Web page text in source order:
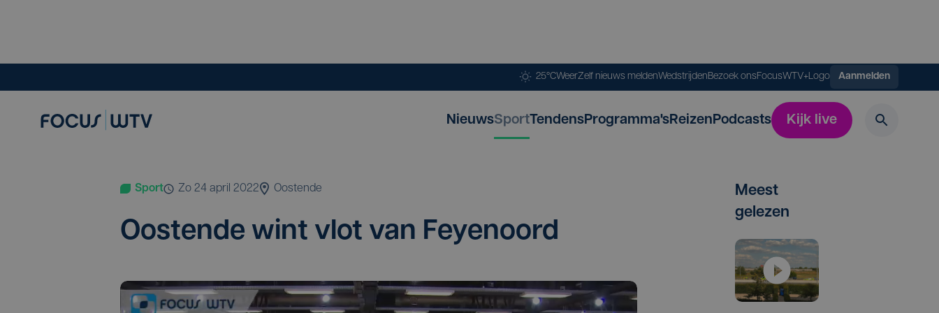
25°CWeerZelf nieuws meldenWedstrijdenBezoek onsFocusWTV+Logo Aanmelden
NieuwsSportTendensProgramma'sReizenPodcasts Kijk live
Sport zo 24 april 2022 Oostende
Oos­ten­de wint vlot van Feyenoord
Meest
gelezen